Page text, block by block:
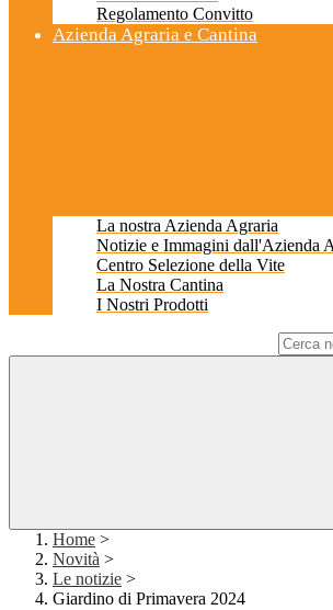
Regolamento Convitto
Azienda Agraria e Cantina
La nostra Azienda Agraria
Notizie e Immagini dall'Azienda
Centro Selezione della Vite
La Nostra Cantina
I Nostri Prodotti
Home >
Novità >
Le notizie >
Giardino di Primavera 2024